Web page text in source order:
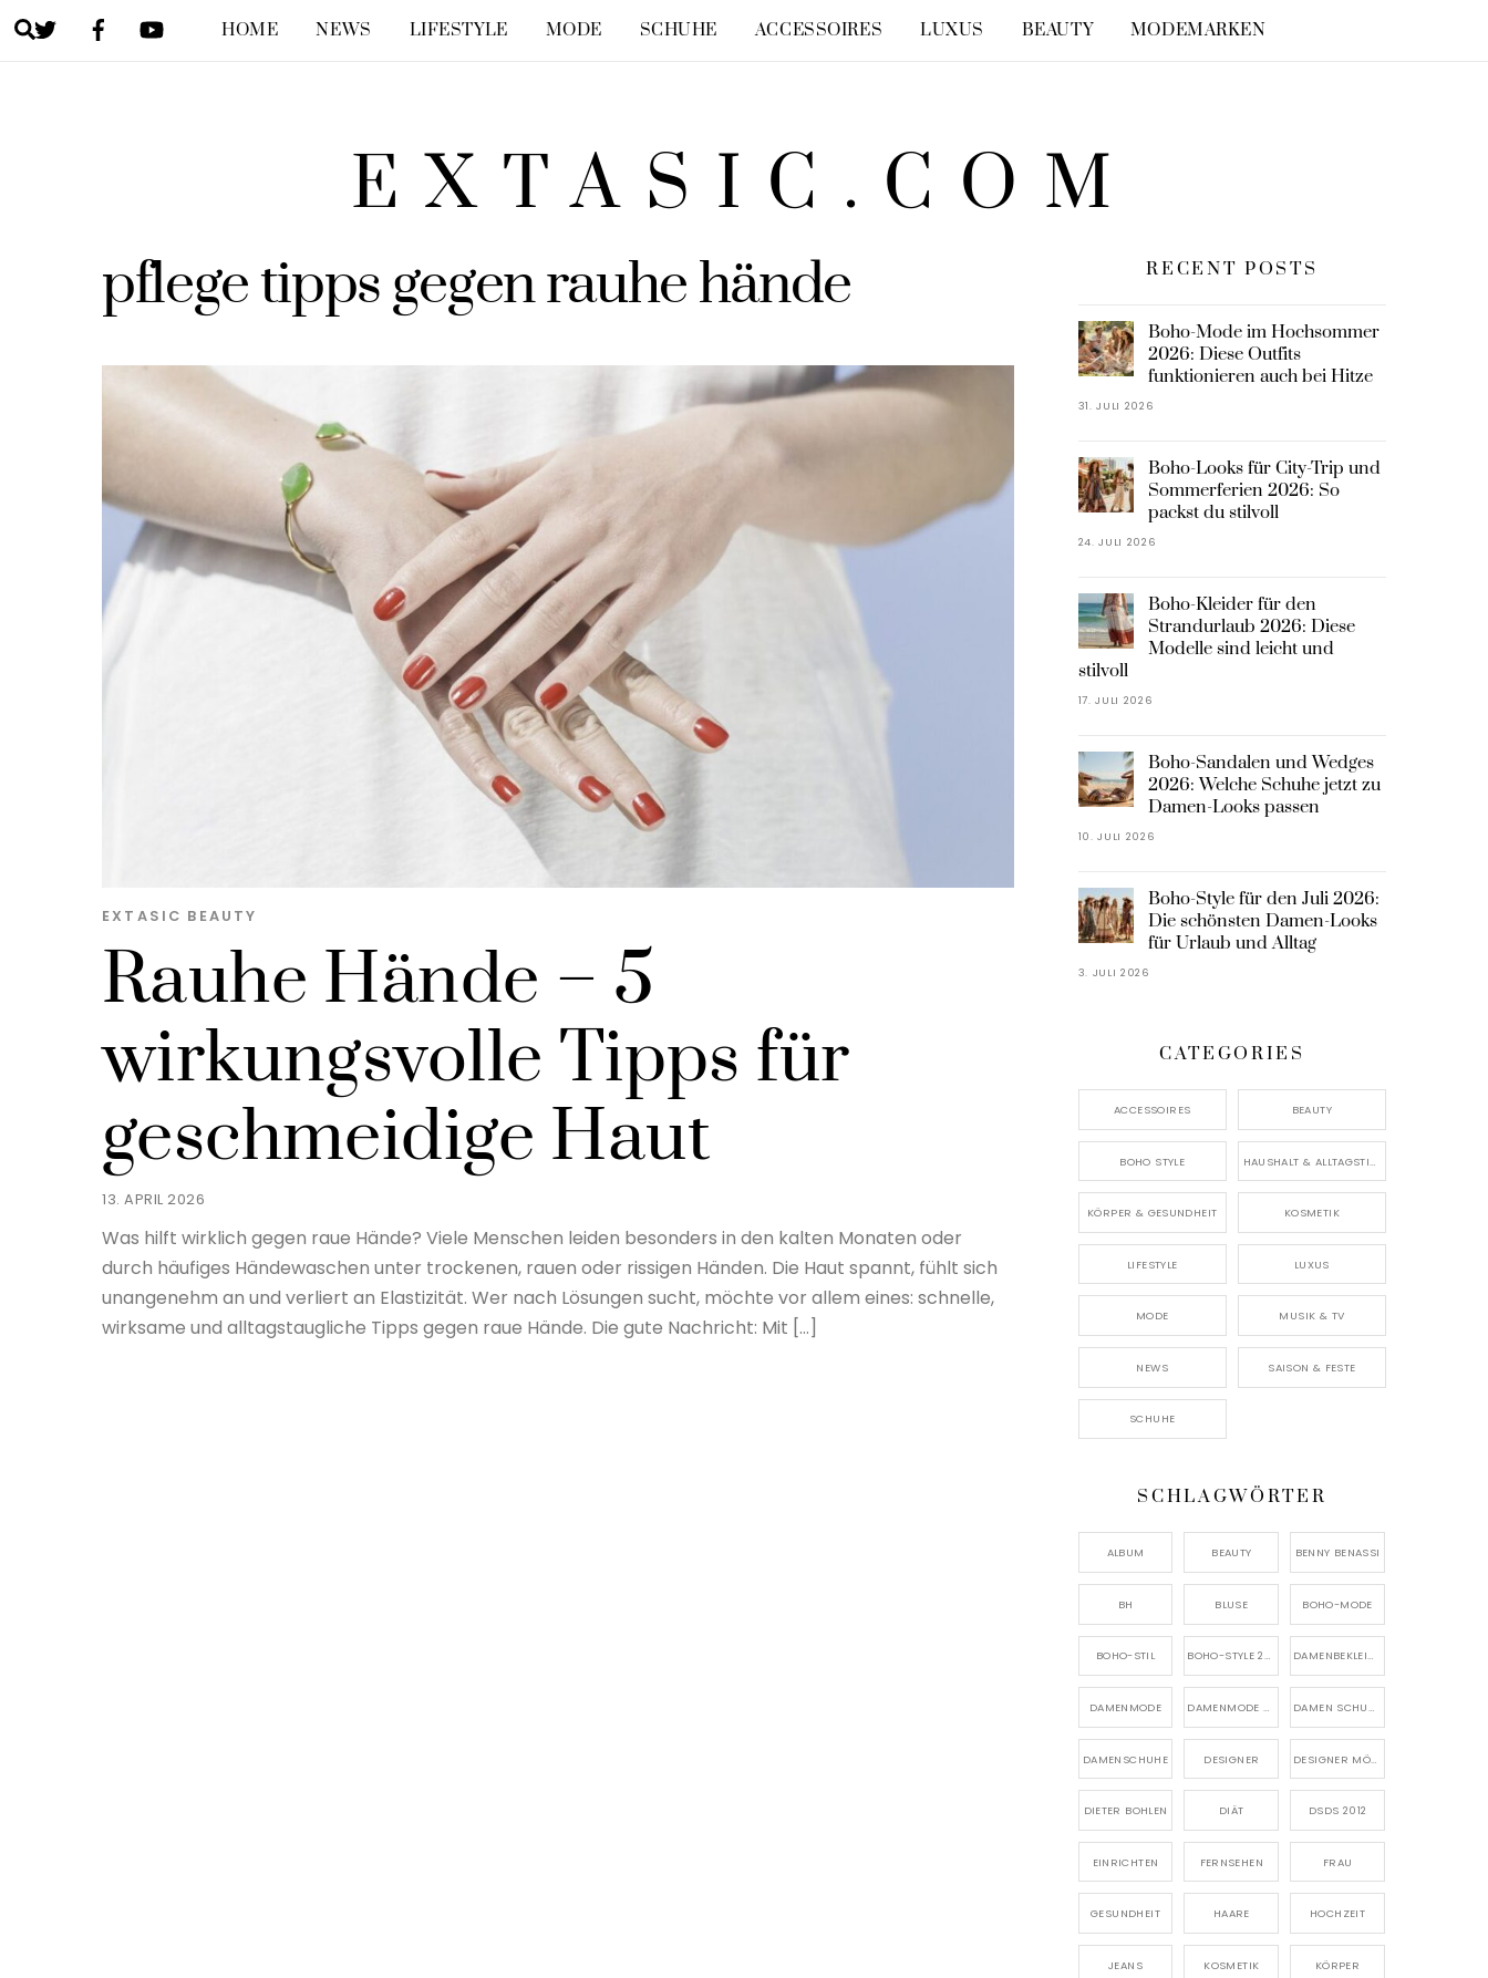
Skip
EXTASIC.COM
Twitter Facebook
Search HOME NEWS LIFESTYLE MODE SCHUHE ACCESSOIRES LUXUS BEAUTY MODEMARKEN
pflege tipps gegen rauhe hände
13. APRIL 2026
Rauhe Hände – 5
wirkungsvolle Tipps für
geschmeidige Haut
EXTASIC BEAUTY
Was hilft wirklich gegen raue Hände? Viele Menschen leiden besonders in den kalten Monaten oder
durch häufiges Händewaschen unter trockenen, rauen oder rissigen Händen. Die Haut spannt, fühlt sich
unangenehm an und verliert an Elastizität. Wer nach Lösungen sucht, möchte vor allem eines: schnelle,
wirksame und alltagstaugliche Tipps gegen raue Hände. Die gute Nachricht: Mit […]
RECENT POSTS
Boho-Mode im Hochsommer
2026: Diese Outfits
funktionieren auch bei Hitze
31. JULI 2026
Boho-Looks für City-Trip und
Sommerferien 2026: So
packst du stilvoll
24. JULI 2026
Boho-Kleider für den
Strandurlaub 2026: Diese
Modelle sind leicht und
stilvoll
17. JULI 2026
Boho-Sandalen und Wedges
2026: Welche Schuhe jetzt zu
Damen-Looks passen
10. JULI 2026
Boho-Style für den Juli 2026:
Die schönsten Damen-Looks
für Urlaub und Alltag
3. JULI 2026
CATEGORIES
ACCESSOIRES BEAUTY
BOHO STYLE
KÖRPER & GESUNDHEIT KOSMETIK
LIFESTYLE LUXUS
MODE MUSIK & TV
NEWS SAISON & FESTE
SCHUHE
SCHLAGWÖRTER
ALBUM BEAUTY BENNY BENASSI
BH BLUSE BOHO-MODE
BOHO-STIL BOHO-STYLE 2026 DAMENBEKLEIDUNG
DAMENMODE DAMENMODE 2026 DAMEN SCHUHE
DAMENSCHUHE DESIGNER
DIETER BOHLEN DIÄT DSDS 2012
EINRICHTEN FERNSEHEN FRAU
GESUNDHEIT HAARE HOCHZEIT
JEANS KOSMETIK KÖRPER